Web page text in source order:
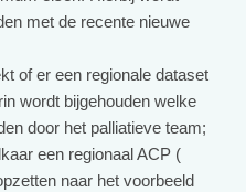
met de recente nieuwe
of er een regionale dataset
wordt bijgehouden welke
door het palliatieve team;
een regionaal ACP (
naar het voorbeeld